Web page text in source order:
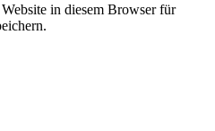
in diesem Browser für